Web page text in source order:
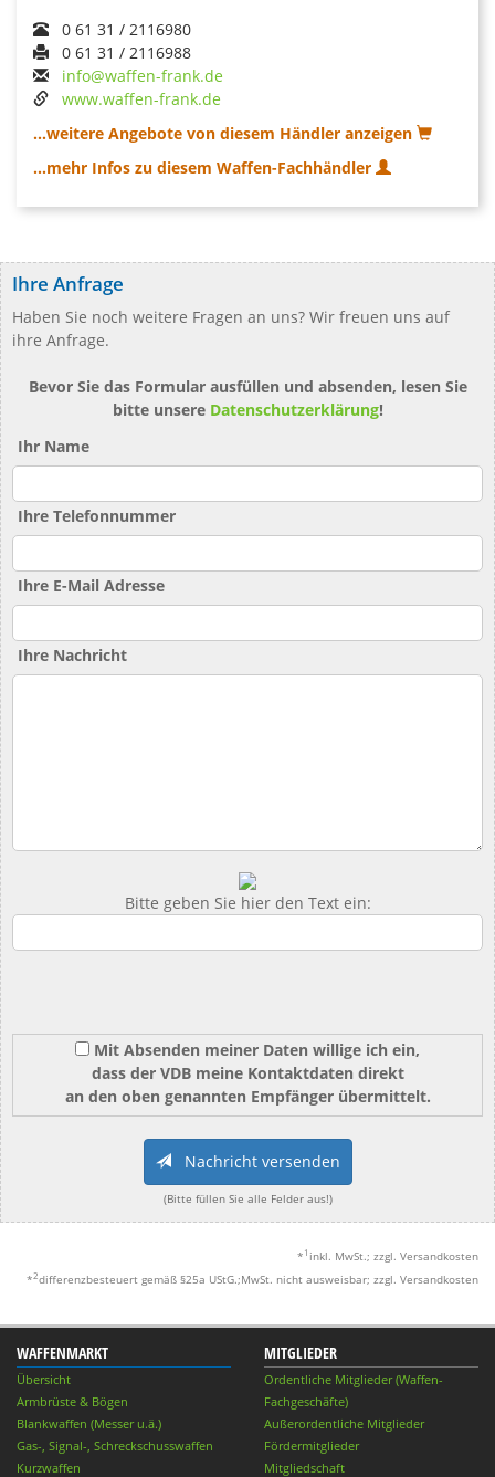
0 61 31 / 2116980
0 61 31 / 2116988
info@waffen-frank.de
www.waffen-frank.de
...weitere Angebote von diesem Händler anzeigen
...mehr Infos zu diesem Waffen-Fachhändler
Ihre Anfrage
Haben Sie noch weitere Fragen an uns? Wir freuen uns auf
ihre Anfrage.
Bevor Sie das Formular ausfüllen und absenden, lesen Sie
bitte unsere Datenschutzerklärung!
Ihr Name
Ihre Telefonnummer
Ihre E-Mail Adresse
Ihre Nachricht
Bitte geben Sie hier den Text ein:
Mit Absenden meiner Daten willige ich ein,
dass der VDB meine Kontaktdaten direkt
an den oben genannten Empfänger übermittelt.
Nachricht versenden
(Bitte füllen Sie alle Felder aus!)
* 1 inkl. MwSt.; zzgl. Versandkosten
*2differenzbesteuert gemäß §25a UStG.;MwSt. nicht ausweisbar; zzgl. Versandkosten
WAFFENMARKT
Übersicht
Armbrüste & Bögen
Blankwaffen (Messer u.ä.)
Gas-, Signal-, Schreckschusswaffen
Kurzwaffen
MITGLIEDER
Ordentliche Mitglieder (Waffen-
Fachgeschäfte)
Außerordentliche Mitglieder
Fördermitglieder
Mitgliedschaft